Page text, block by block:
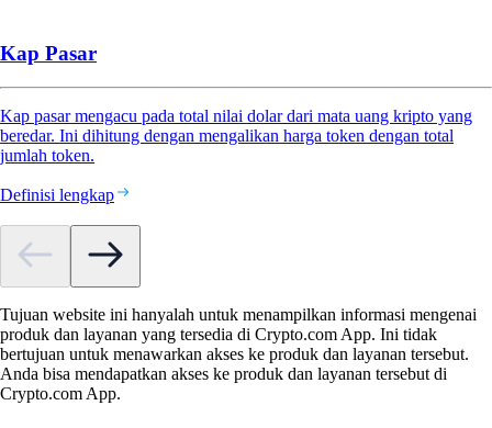
Kap Pasar
Kap pasar mengacu pada total nilai dolar dari mata uang kripto yang
beredar. Ini dihitung dengan mengalikan harga token dengan total
jumlah token.
Definisi lengkap
Tujuan website ini hanyalah untuk menampilkan informasi mengenai
produk dan layanan yang tersedia di Crypto.com App. Ini tidak
bertujuan untuk menawarkan akses ke produk dan layanan tersebut.
Anda bisa mendapatkan akses ke produk dan layanan tersebut di
Crypto.com App.